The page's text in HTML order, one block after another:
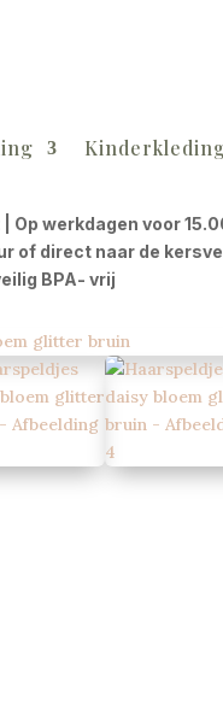
Op werkdagen voor
of direct naar de
BPA- vrij